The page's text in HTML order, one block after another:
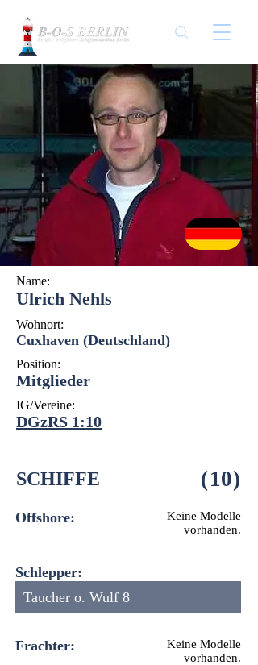
Name:
Ulrich Nehls
Wohnort:
Cuxhaven (Deutschland)
Position:
Mitglieder
IG/Vereine:
DGzRS 1:10
SCHIFFE 10
( )
Offshore:
Keine Modelle
vorhanden.
Schlepper:
Taucher o. Wulf 8
Frachter:
Keine Modelle
vorhanden.